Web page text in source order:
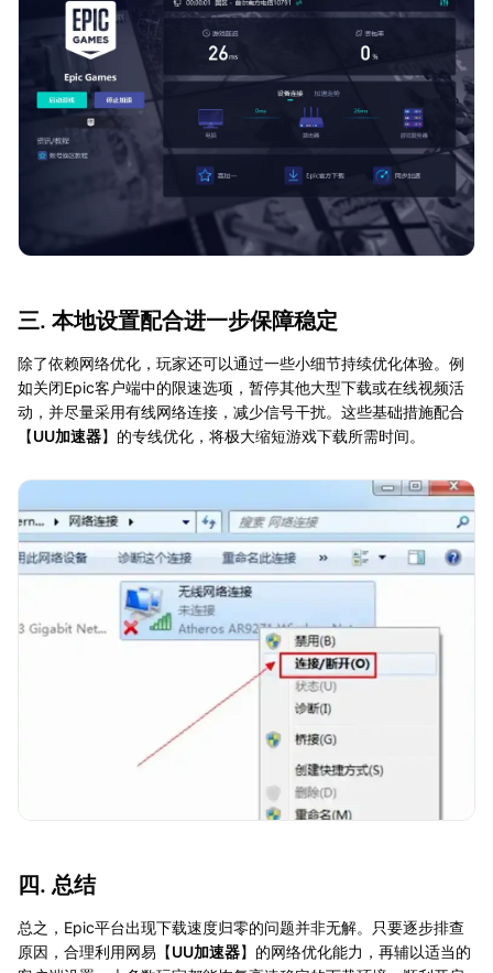
三. 本地设置配合进一步保障稳定
除了依赖网络优化，玩家还可以通过一些小细节持续优化体验。例
如关闭Epic客户端中的限速选项，暂停其他大型下载或在线视频活
动，并尽量采用有线网络连接，减少信号干扰。这些基础措施配合
【UU加速器】的专线优化，将极大缩短游戏下载所需时间。
四. 总结
总之，Epic平台出现下载速度归零的问题并非无解。只要逐步排查
原因，合理利用网易【UU加速器】的网络优化能力，再辅以适当的